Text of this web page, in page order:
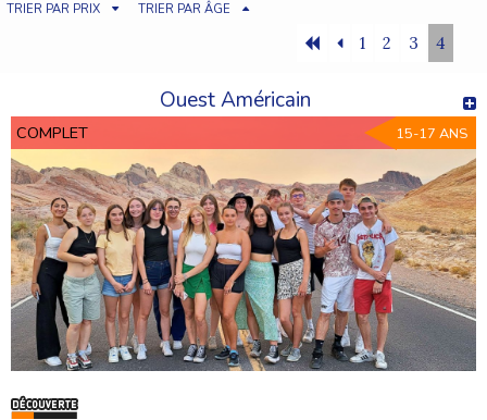
TRIER PAR PRIX TRIER PAR ÂGE
1 2 3 4
Ouest Américain
COMPLET 15-17 ANS